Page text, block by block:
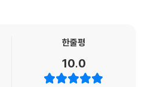
을 새롭게 발간하였고, 이번에 ‘대한
째는 단원별 요점정리, 둘째는 연습
한 해설로 되어 있습니다. 교육현장에
한줄평
10.0